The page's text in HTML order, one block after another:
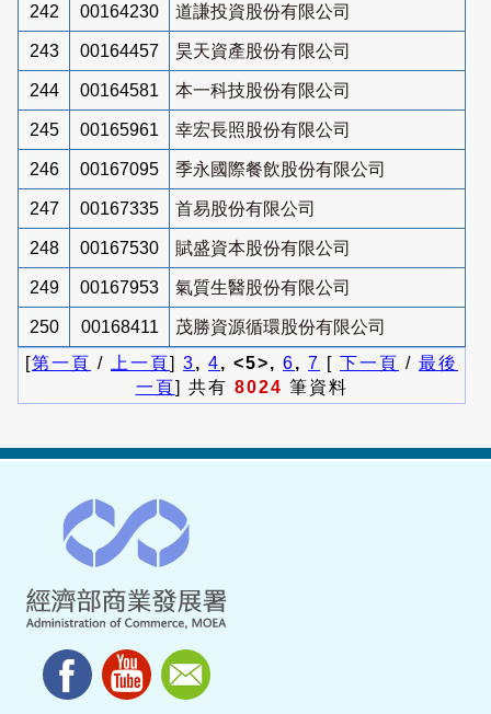
242 00164230 道謙投資股份有限公司
243 00164457 昊天資產股份有限公司
244 00164581 本一科技股份有限公司
245 00165961 幸宏長照股份有限公司
246 00167095 季永國際餐飲股份有限公司
247 00167335 首易股份有限公司
248 00167530 賦盛資本股份有限公司
249 00167953 氣質生醫股份有限公司
250 00168411
茂勝資源循環股份有限公司
[第一頁 / 上一頁] 3, 4, <5>, 6, 7 [ 下一頁 / 最後
一頁] 共有 8024 筆資料